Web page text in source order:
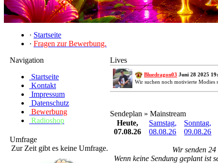
· Startseite
· Fragen zur Bewerbung.
Navigation
Startseite
Kontakt
Impressum
Datenschutz
Bewerbung
Radioshop
Umfrage
Zur Zeit gibt es keine Umfrage.
Lives
Bluedragon03 Juni 28 2025
Wir suchen noch motivierte Modies
Sendeplan » Mainstream
Heute,
07.08.26
Samstag,
08.08.26
Sonntag,
09.08.26
Wir senden
Wenn keine Sendung geplant ist